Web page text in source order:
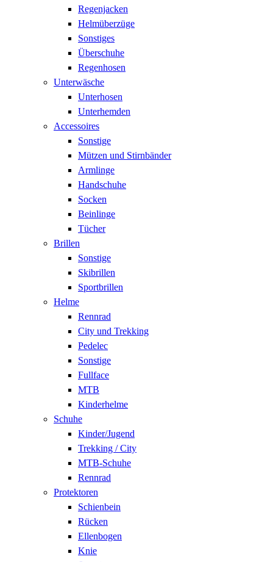
Regenjacken
Helmüberzüge
Sonstiges
Überschuhe
Regenhosen
Unterwäsche
Unterhosen
Unterhemden
Accessoires
Sonstige
Mützen und Stirnbänder
Armlinge
Handschuhe
Socken
Beinlinge
Tücher
Brillen
Sonstige
Skibrillen
Sportbrillen
Helme
Rennrad
City und Trekking
Pedelec
Sonstige
Fullface
MTB
Kinderhelme
Schuhe
Kinder/Jugend
Trekking / City
MTB-Schuhe
Rennrad
Protektoren
Schienbein
Rücken
Ellenbogen
Knie